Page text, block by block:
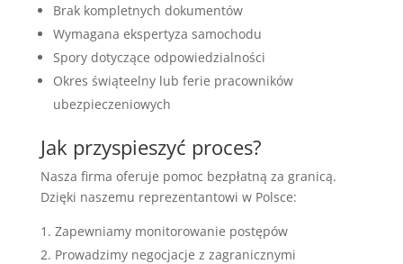
Brak kompletnych dokumentów
Wymagana ekspertyza samochodu
Spory dotyczące odpowiedzialności
Okres świąteelny lub ferie pracowników
ubezpieczeniowych
Jak przyspieszyć proces?
Nasza firma oferuje pomoc bezpłatną za granicą.
Dzięki naszemu reprezentantowi w Polsce:
Zapewniamy monitorowanie postępów
Prowadzimy negocjacje z zagranicznymi